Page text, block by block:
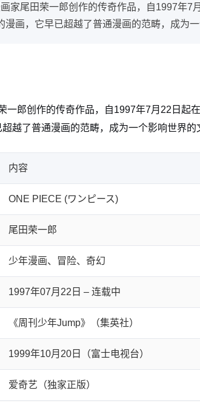
家尾田荣一郎创作的传奇作品，自1997年
画，它早已超越了普通漫画的范畴，成为一
一郎创作的传奇作品，自1997年7月22日
越了普通漫画的范畴，成为一个影响世界的
内容
ONE PIECE (ワンピース)
尾田荣一郎
少年漫画、冒险、奇幻
1997年07月22日 – 连载中
《周刊少年Jump》（集英社）
1999年10月20日（富士电视台）
爱奇艺（独家正版）